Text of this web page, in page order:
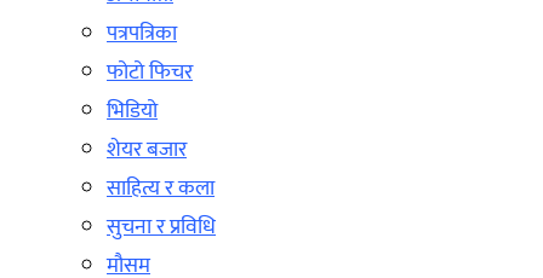
पत्रपत्रिका
फोटो फिचर
भिडियो
शेयर बजार
साहित्य र कला
सुचना र प्रविधि
मौसम